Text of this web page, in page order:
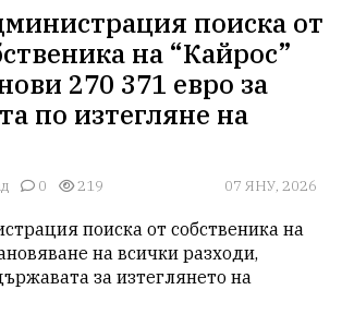
поиска от
на “Кайрос”
270 371 евро за
по изтегляне на
0 219 07 ЯНУ, 2026
поиска от собственика на
на всички разходи,
за изтеглянето на